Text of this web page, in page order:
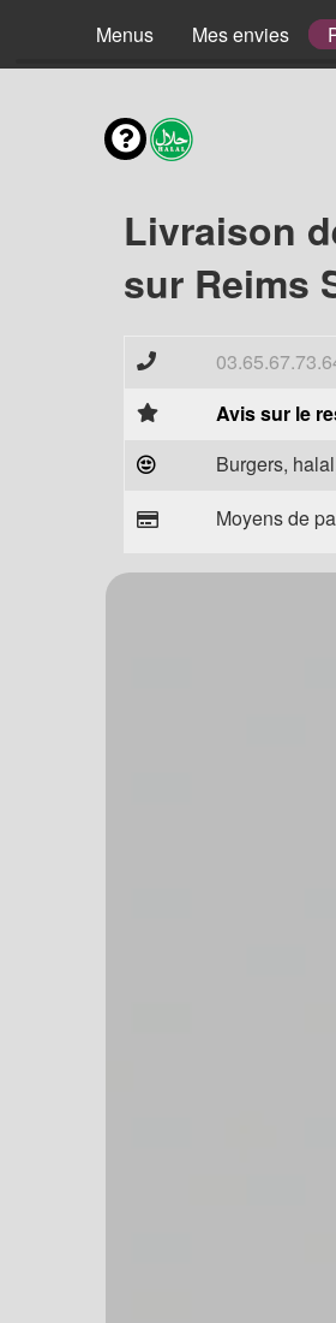
Menus Mes envies
Livraison
sur Reims
Avis sur le
Burgers,
Moyens de